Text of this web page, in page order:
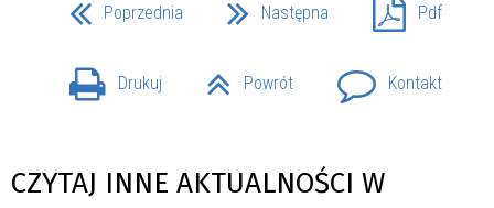
Poprzednia Następna Pdf
Drukuj Powrót Kontakt
CZYTAJ INNE AKTUALNOŚCI W